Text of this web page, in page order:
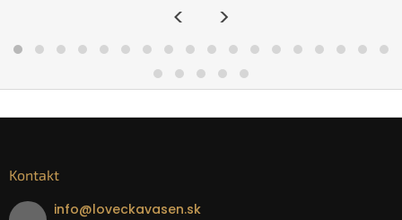
< >
Kontakt
info@loveckavasen.sk